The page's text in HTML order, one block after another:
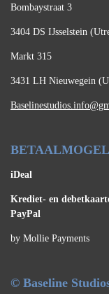
Bombaystraat 3
3404 DS IJsselstein
Markt 315
3431 LH Nieuwegein
iDeal
Krediet- en
PayPal
by Mollie Payments
© Baseline